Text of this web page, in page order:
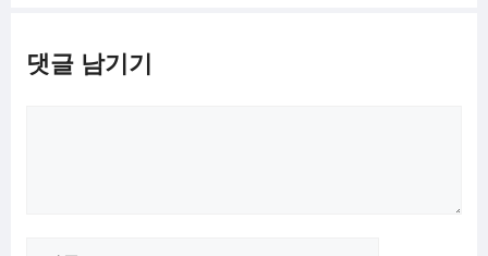
댓글 남기기